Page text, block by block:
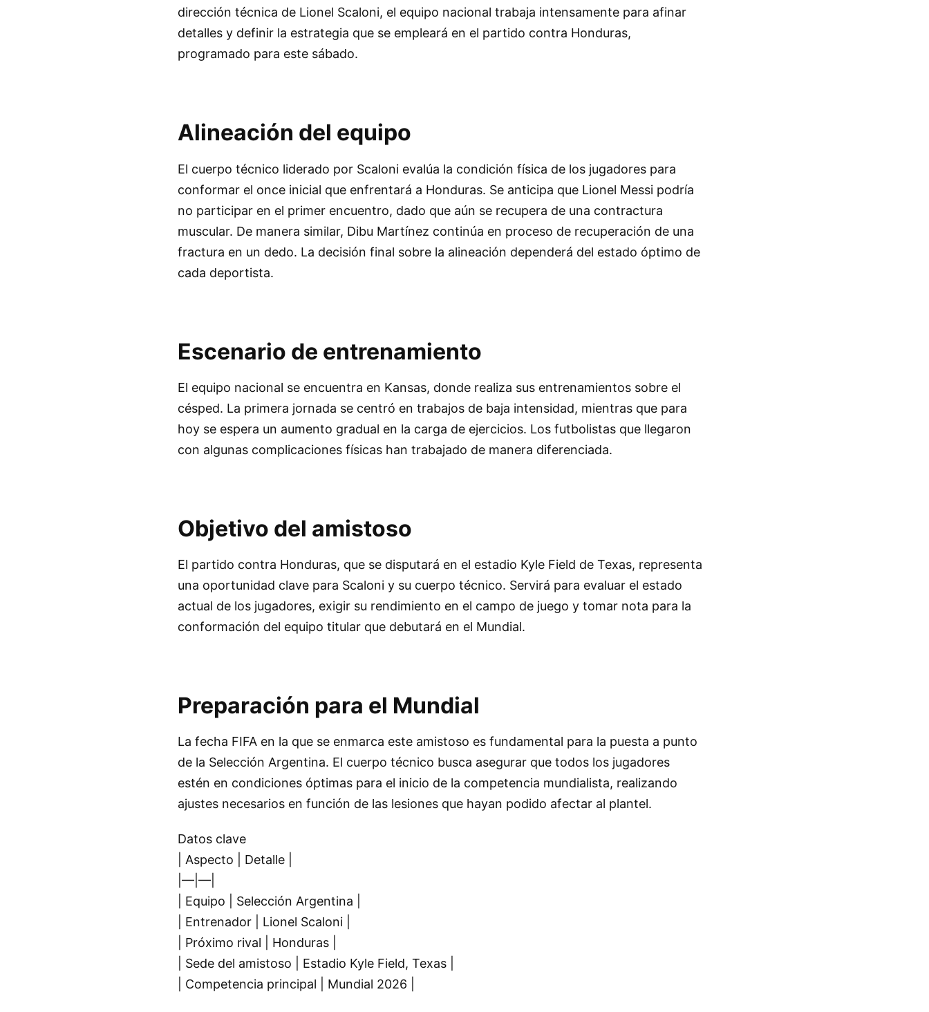
dirección técnica de Lionel Scaloni, el equipo nacional trabaja intensamente para afinar
detalles y definir la estrategia que se empleará en el partido contra Honduras,
programado para este sábado.
Alineación del equipo
El cuerpo técnico liderado por Scaloni evalúa la condición física de los jugadores para
conformar el once inicial que enfrentará a Honduras. Se anticipa que Lionel Messi podría
no participar en el primer encuentro, dado que aún se recupera de una contractura
muscular. De manera similar, Dibu Martínez continúa en proceso de recuperación de una
fractura en un dedo. La decisión final sobre la alineación dependerá del estado óptimo de
cada deportista.
Escenario de entrenamiento
El equipo nacional se encuentra en Kansas, donde realiza sus entrenamientos sobre el
césped. La primera jornada se centró en trabajos de baja intensidad, mientras que para
hoy se espera un aumento gradual en la carga de ejercicios. Los futbolistas que llegaron
con algunas complicaciones físicas han trabajado de manera diferenciada.
Objetivo del amistoso
El partido contra Honduras, que se disputará en el estadio Kyle Field de Texas, representa
una oportunidad clave para Scaloni y su cuerpo técnico. Servirá para evaluar el estado
actual de los jugadores, exigir su rendimiento en el campo de juego y tomar nota para la
conformación del equipo titular que debutará en el Mundial.
Preparación para el Mundial
La fecha FIFA en la que se enmarca este amistoso es fundamental para la puesta a punto
de la Selección Argentina. El cuerpo técnico busca asegurar que todos los jugadores
estén en condiciones óptimas para el inicio de la competencia mundialista, realizando
ajustes necesarios en función de las lesiones que hayan podido afectar al plantel.
Datos clave
| Aspecto | Detalle |
|—|—|
| Equipo | Selección Argentina |
| Entrenador | Lionel Scaloni |
| Próximo rival | Honduras |
| Sede del amistoso | Estadio Kyle Field, Texas |
| Competencia principal | Mundial 2026 |